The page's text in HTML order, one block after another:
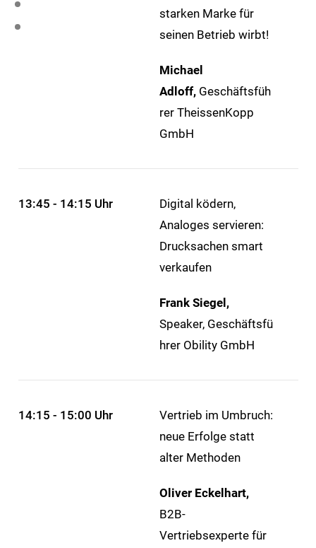
starken Marke für
seinen Betrieb wirbt!
Michael
Adloff, Geschäftsfüh
rer TheissenKopp
GmbH
13:45 - 14:15 Uhr
Digital ködern,
Analoges servieren:
Drucksachen smart
verkaufen
Frank Siegel,
Speaker, Geschäftsfü
hrer Obility GmbH
14:15 - 15:00 Uhr
Vertrieb im Umbruch:
neue Erfolge statt
alter Methoden
Oliver Eckelhart,
B2B-
Vertriebsexperte für